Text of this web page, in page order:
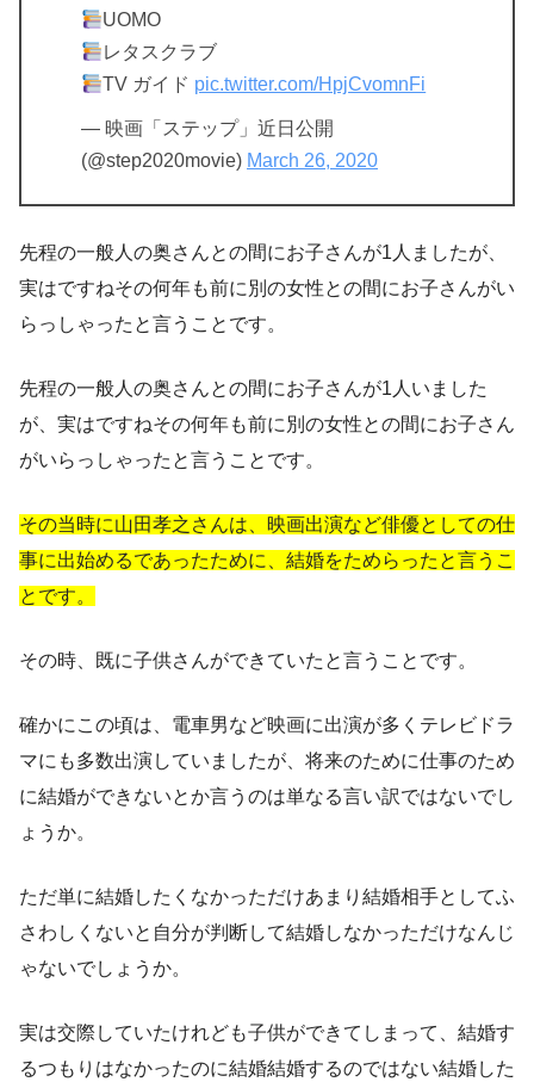
UOMO
レタスクラブ
TV ガイド pic.twitter.com/HpjCvomnFi
— 映画「ステップ」近日公開
(@step2020movie) March 26, 2020
先程の一般人の奥さんとの間にお子さんが1人ましたが、
実はですねその何年も前に別の女性との間にお子さんがい
らっしゃったと言うことです。
先程の一般人の奥さんとの間にお子さんが1人いました
が、実はですねその何年も前に別の女性との間にお子さん
がいらっしゃったと言うことです。
その当時に山田孝之さんは、映画出演など俳優としての仕
事に出始めるであったために、結婚をためらったと言うこ
とです。
その時、既に子供さんができていたと言うことです。
確かにこの頃は、電車男など映画に出演が多くテレビドラ
マにも多数出演していましたが、将来のために仕事のため
に結婚ができないとか言うのは単なる言い訳ではないでし
ょうか。
ただ単に結婚したくなかっただけあまり結婚相手としてふ
さわしくないと自分が判断して結婚しなかっただけなんじ
ゃないでしょうか。
実は交際していたけれども子供ができてしまって、結婚す
るつもりはなかったのに結婚結婚するのではない結婚した